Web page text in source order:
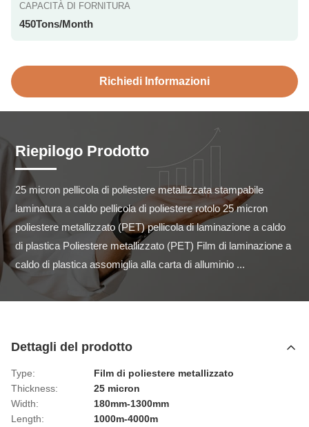
CAPACITÀ DI FORNITURA
450Tons/Month
Richiedi Informazioni
Riepilogo Prodotto
25 micron pellicola di poliestere metallizzata stampabile
laminatura a caldo pellicola di poliestere rotolo 25 micron
poliestere metallizzato (PET) pellicola di laminazione a caldo
di plastica Poliestere metallizzato (PET) Film di laminazione a
caldo di plastica assomiglia alla carta di alluminio ...
Dettagli del prodotto
Type:
Film di poliestere metallizzato
Thickness:
25 micron
Width:
180mm-1300mm
Length:
1000m-4000m